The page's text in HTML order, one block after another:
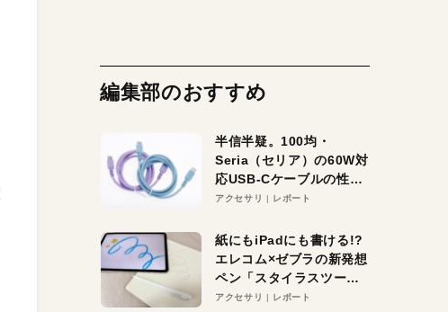
編集部のおすすめ
半信半疑。100均・
Seria（セリア）の60W対
応USB-Cケーブルの性能
を検証。超コスパの1本を
アクセサリ レポート
紙にもiPadにも書ける!?
エレコム×ゼブラの新発想
ペン「スタイラスツーウ
ェイ」レビュー。持ち替
アクセサリ レポート